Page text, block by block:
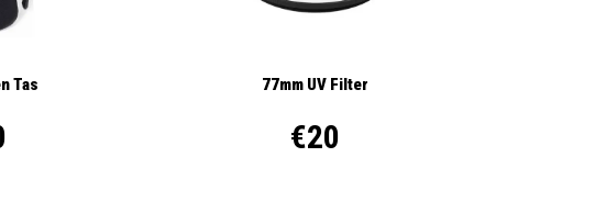
Tas 77mm UV Filter
€20